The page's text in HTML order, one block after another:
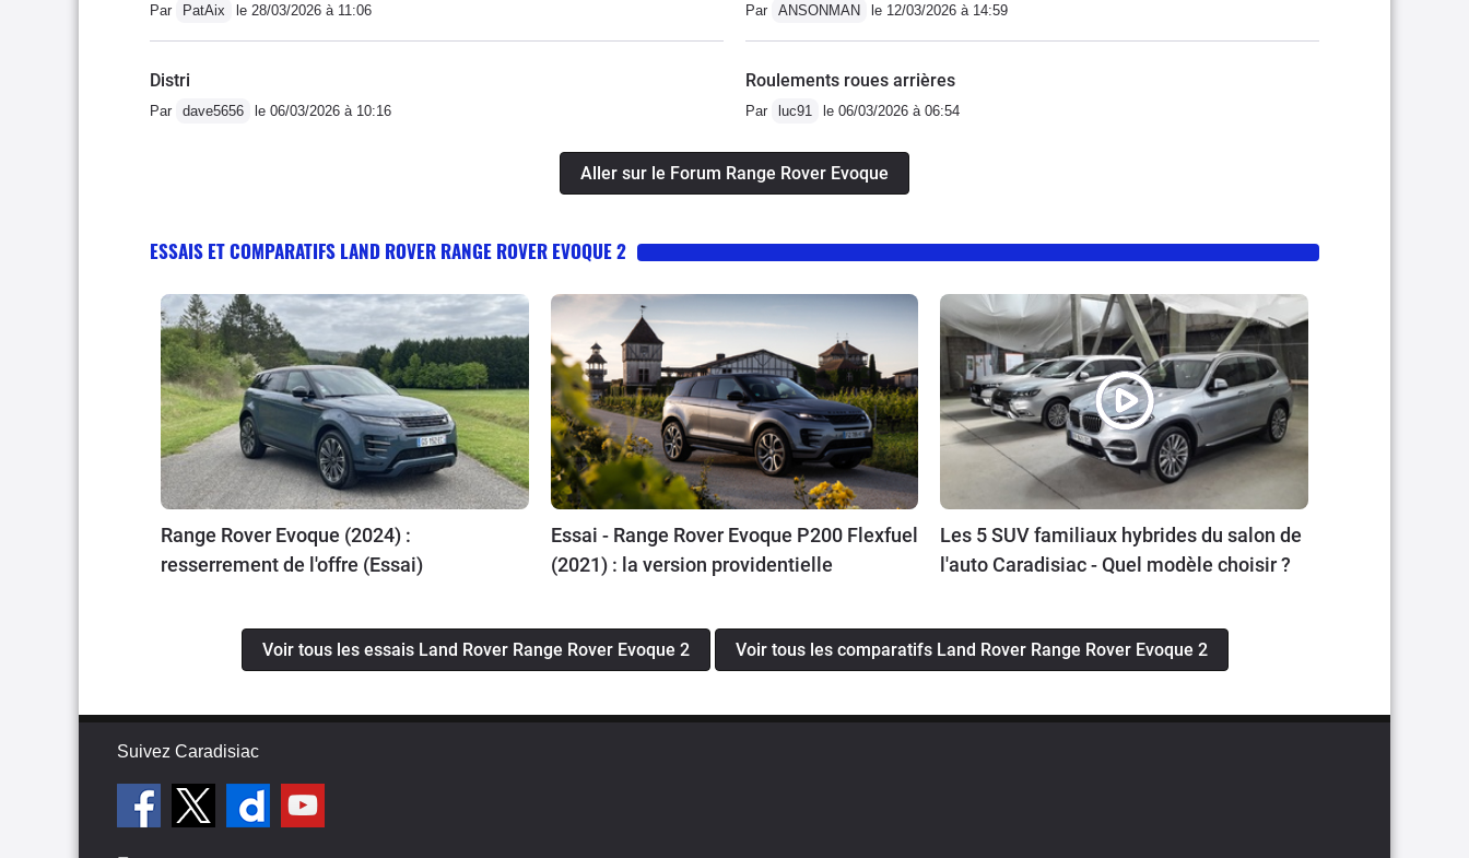
Par PatAix le 28/03/2026 à 11:06 Par ANSONMAN le 12/03/2026 à 14:59
Distri
Par dave5656 le 06/03/2026 à 10:16
Roulements roues arrières
Par luc91 le 06/03/2026 à 06:54
Aller sur le Forum Range Rover Evoque
ESSAIS ET COMPARATIFS LAND ROVER RANGE ROVER EVOQUE 2
Range Rover Evoque (2024) :
resserrement de l'offre (Essai)
Essai - Range Rover Evoque P200 Flexfuel
(2021) : la version providentielle
Les 5 SUV familiaux hybrides du salon de
l'auto Caradisiac - Quel modèle choisir ?
Voir tous les essais Land Rover Range Rover Evoque 2 Voir tous les comparatifs Land Rover Range Rover Evoque 2
Suivez Caradisiac